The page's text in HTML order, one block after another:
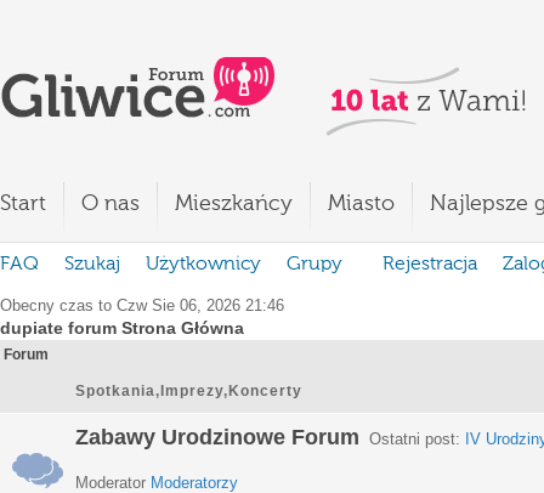
Start O nas Mieszkańcy Miasto Najlepsze
FAQ Szukaj Użytkownicy Grupy Rejestracja
Obecny czas to Czw Sie 06, 2026 21:46
dupiate forum Strona Główna
Forum
Spotkania,Imprezy,Koncerty
Zabawy Urodzinowe Forum Ostatni post: IV
Moderator Moderatorzy